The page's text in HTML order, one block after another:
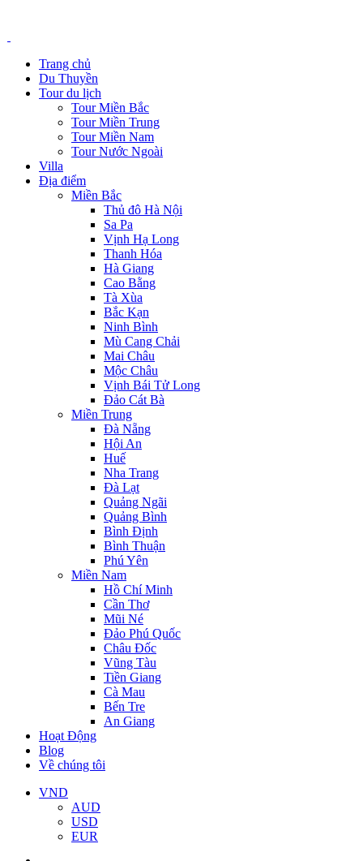
Trang chủ
Du Thuyền
Tour du lịch
Tour Miền Bắc
Tour Miền Trung
Tour Miền Nam
Tour Nước Ngoài
Villa
Địa điểm
Miền Bắc
Thủ đô Hà Nội
Sa Pa
Vịnh Hạ Long
Thanh Hóa
Hà Giang
Cao Bằng
Tà Xùa
Bắc Kạn
Ninh Bình
Mù Cang Chải
Mai Châu
Mộc Châu
Vịnh Bái Tử Long
Đảo Cát Bà
Miền Trung
Đà Nẵng
Hội An
Huế
Nha Trang
Đà Lạt
Quảng Ngãi
Quảng Bình
Bình Định
Bình Thuận
Phú Yên
Miền Nam
Hồ Chí Minh
Cần Thơ
Mũi Né
Đảo Phú Quốc
Châu Đốc
Vũng Tàu
Tiền Giang
Cà Mau
Bến Tre
An Giang
Hoạt Động
Blog
Về chúng tôi
VND
AUD
USD
EUR